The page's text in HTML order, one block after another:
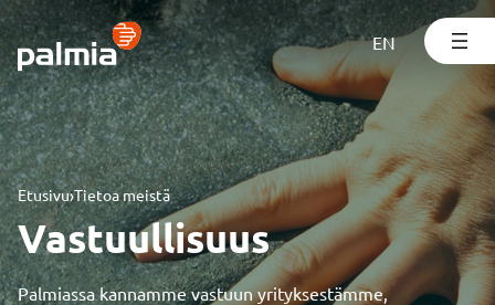
Siirry
sisältöön
EN
Etusivu›Tietoa meistä
Vastuullisuus
Palmiassa kannamme vastuun yrityksestämme,